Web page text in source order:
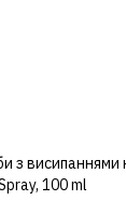
з висипаннями
100 ml